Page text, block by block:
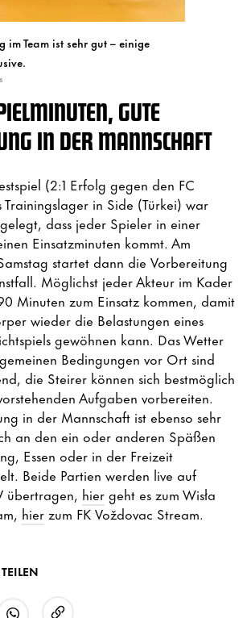
im Team ist sehr gut – einige
GUTE
IN DER MANNSCHAFT
(2:1 Erfolg gegen den FC
Trainingslager in Side (Türkei) war
dass jeder Spieler in einer
Einsatzminuten kommt. Am
startet dann die Vorbereitung
Möglichst jeder Akteur im Kader
Minuten zum Einsatz kommen, damit
wieder die Belastungen eines
gewöhnen kann. Das Wetter
Bedingungen vor Ort sind
die Steirer können sich bestmöglich
Aufgaben vorbereiten.
in der Mannschaft ist ebenso sehr
an den ein oder anderen Späßen
Essen oder in der Freizeit
Beide Partien werden live auf
übertragen, hiergeht es zum Wisła
hierzum FK Voždovac Stream.